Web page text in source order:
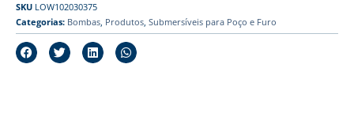
SKU LOW102030375
Categorias: Bombas, Produtos, Submersíveis para Poço e Furo